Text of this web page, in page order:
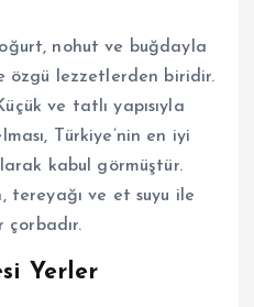
nohut ve buğdayla
özgü lezzetlerden biridir.
ve tatlı yapısıyla
Türkiye’nin en iyi
kabul görmüştür.
tereyağı ve et suyu ile
çorbadır.
Yerler